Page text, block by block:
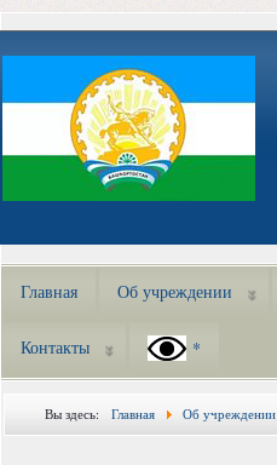
Главная Об учреждении
Контакты *
Вы здесь: Главная Об учреждении